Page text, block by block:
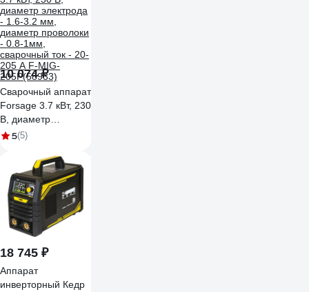
ПВ60_, 4,9кВт)
(+электроды) ws160
10 074 ₽
Сварочный аппарат
Forsage 3.7 кВт, 230
В, диаметр
электрода - 1.6-3.2
проволоки - 0.8-
1мм, сварочный ток
- 20-205 А F-MIG-
205P(58933)
5(5)
18 745 ₽
Аппарат
инверторный Кедр